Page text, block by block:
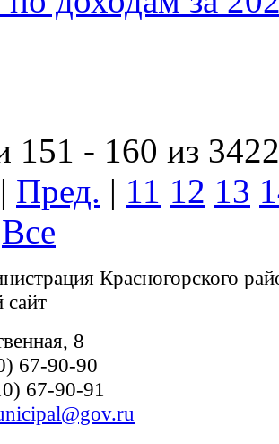
151 - 160 из 3422
| Пред. | 11 12 13
Все
Красногорского
8
67-90-90
67-90-91